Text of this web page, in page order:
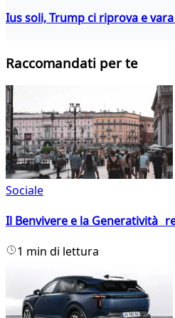
Ius soli, Trump ci riprova e
Raccomandati per te
Sociale
Il Benvivere e la Generatività
1 min di lettura